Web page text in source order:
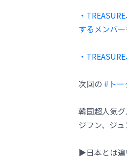
・
するメンバー
・
次回の #トー
韓国超人気
ジフン、ジ
▶︎日本とは違